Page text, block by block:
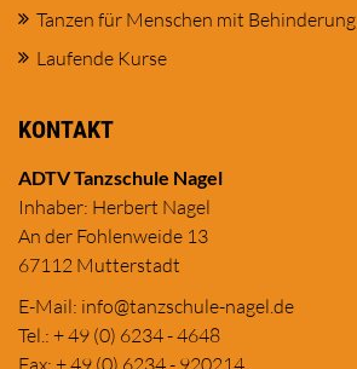
Tanzen für Menschen mit Behinderung
Laufende Kurse
KONTAKT
ADTV Tanzschule Nagel
Inhaber: Herbert Nagel
An der Fohlenweide 13
67112 Mutterstadt
E-Mail: info@tanzschule-nagel.de
Tel.: + 49 (0) 6234 - 4648
Fax: + 49 (0) 6234 - 920214